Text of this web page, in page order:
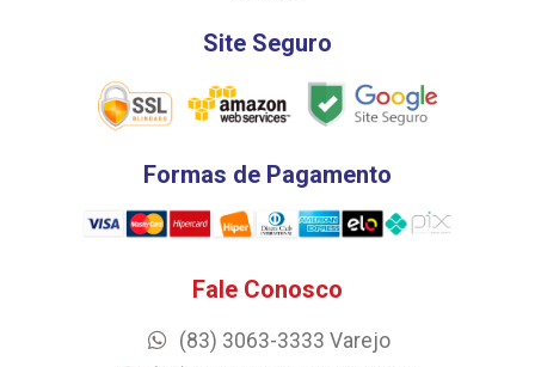
Site Seguro
Formas de Pagamento
Fale Conosco
(83) 3063-3333 Varejo